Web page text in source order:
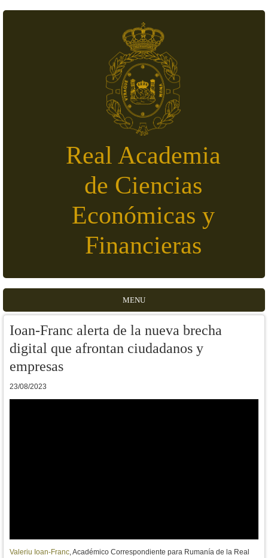
Real Academia
de Ciencias
Económicas y
Financieras
MENU
Ioan-Franc alerta de la nueva brecha
digital que afrontan ciudadanos y
empresas
23/08/2023
Valeriu Ioan-Franc, Académico Correspondiente para Rumanía de la Real